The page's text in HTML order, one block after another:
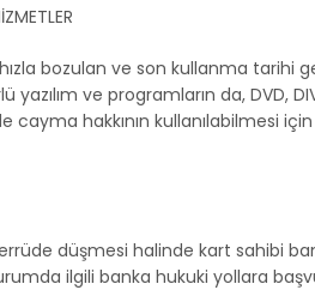
bozulan ve son kullanma
yazılım ve programların da,
hakkının kullanılabilmesi
düşmesi halinde kart sahibi
ilgili banka hukuki yollara